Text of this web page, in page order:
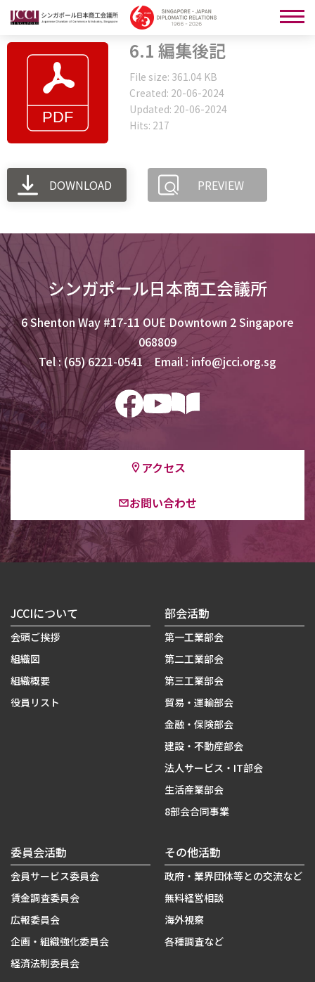
6.1 編集後記
File size: 361.04 KB
Created: 20-06-2024
Updated: 20-06-2024
Hits: 217
DOWNLOAD PREVIEW
シンガポール日本商工会議所
6 Shenton Way #17-11 OUE Downtown 2 Singapore
068809
Tel : (65) 6221-0541 Email : info@jcci.org.sg
アクセス
お問い合わせ
JCCIについて
会頭ご挨拶
組織図
組織概要
役員リスト
部会活動
第一工業部会
第二工業部会
第三工業部会
貿易・運輸部会
金融・保険部会
建設・不動産部会
法人サービス・IT部会
生活産業部会
8部会合同事業
委員会活動
会員サービス委員会
賃金調査委員会
広報委員会
企画・組織強化委員会
経済法制委員会
その他活動
政府・業界団体等との交流など
無料経営相談
海外視察
各種調査など